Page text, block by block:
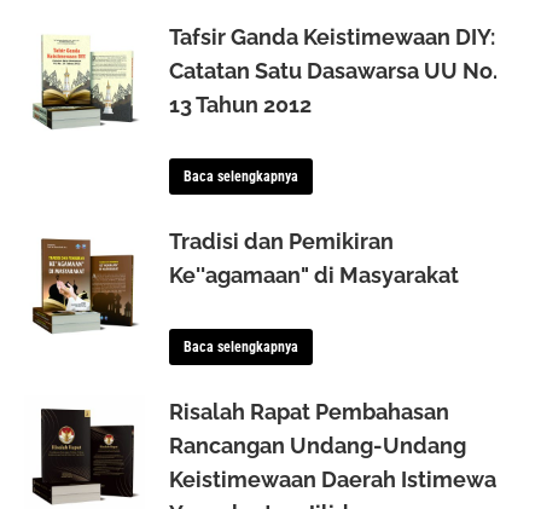
Tafsir Ganda Keistimewaan DIY:
Catatan Satu Dasawarsa UU No.
13 Tahun 2012
Baca selengkapnya
Tradisi dan Pemikiran
Ke''agamaan" di Masyarakat
Baca selengkapnya
Risalah Rapat Pembahasan
Rancangan Undang-Undang
Keistimewaan Daerah Istimewa